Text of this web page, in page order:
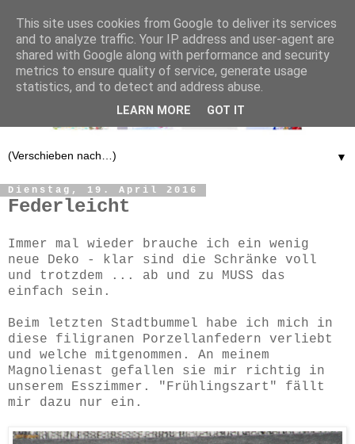
▼
Dienstag, 19. April 2016
Federleicht
Immer mal wieder brauche ich ein wenig
neue Deko - klar sind die Schränke voll
und trotzdem ... ab und zu MUSS das
einfach sein.
Beim letzten Stadtbummel habe ich mich in
diese filigranen Porzellanfedern verliebt
und welche mitgenommen. An meinem
Magnolienast gefallen sie mir richtig in
unserem Esszimmer. "Frühlingszart" fällt
mir dazu nur ein.
This site uses cookies from Google to deliver its services
and to analyze traffic. Your IP address and user-agent are
shared with Google along with performance and security
metrics to ensure quality of service, generate usage
statistics, and to detect and address abuse.
LEARN MORE GOT IT